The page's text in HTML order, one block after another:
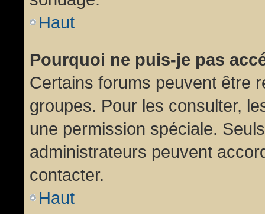
Haut
Pourquoi ne puis-je pas
Certains forums peuvent être
groupes. Pour les consulter,
une permission spéciale.
administrateurs peuvent
contacter.
Haut